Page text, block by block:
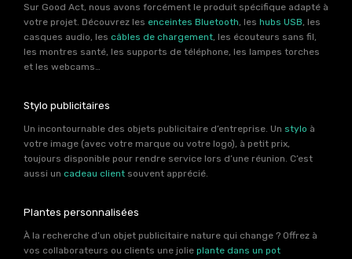
Sur Good Act, nous avons forcément le produit spécifique adapté à
votre projet. Découvrez les enceintes Bluetooth , les hubs USB , les
casques audio, les câbles de chargement , les écouteurs sans fil,
les montres santé, les supports de téléphone, les lampes torches
et les webcams…
Stylo publicitaires
Un incontournable des objets publicitaire d’entreprise. Un stylo à
votre image (avec votre marque ou votre logo), à petit prix,
toujours disponible pour rendre service lors d’une réunion. C’est
aussi un cadeau client souvent apprécié.
Plantes personnalisées
À la recherche d’un objet publicitaire nature qui change ? Offrez à
vos collaborateurs ou clients une jolie plante dans un pot